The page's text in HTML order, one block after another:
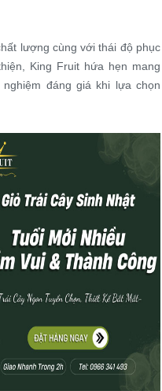
lượng cùng với thái độ phục
King Fruit hứa hẹn mang
đáng giá khi lựa chọn